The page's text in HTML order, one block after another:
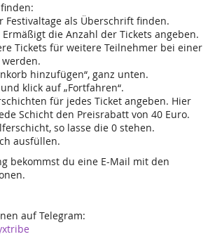
Festivaltage als Überschrift finden.
die Anzahl der Tickets angeben.
Tickets für weitere Teilnehmer bei einer
hinzufügen“, ganz unten.
klick auf „Fortfahren“.
für jedes Ticket angeben. Hier
Schicht den Preisrabatt von 40 Euro.
so lasse die 0 stehen.
ausfüllen.
bekommst du eine E-Mail mit den
auf Telegram: